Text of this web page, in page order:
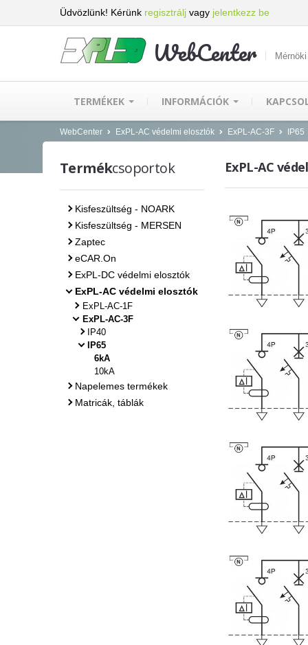
Üdvözlünk! Kérünk regisztrálj vagy jelentkezz be
WebCenter
TERMÉKEK INFORMÁCIÓK
WebCenter ExPL-AC védelmi elosztók ExPL-AC-3F IP65
Termékcsoportok
Kisfeszültség - NOARK
Kisfeszültség - MERSEN
Zaptec
eCAR.On
ExPL-DC védelmi elosztók
ExPL-AC védelmi elosztók
ExPL-AC-1F
ExPL-AC-3F
IP40
IP65
6kA
10kA
Napelemes termékek
Matricák, táblák
ExPL-AC